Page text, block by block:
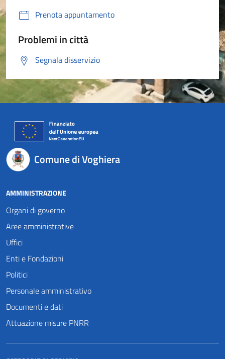
Prenota appuntamento
Problemi in città
Segnala disservizio
Comune di Voghiera
AMMINISTRAZIONE
Organi di governo
Aree amministrative
Uffici
Enti e Fondazioni
Politici
Personale amministrativo
Documenti e dati
Attuazione misure PNRR